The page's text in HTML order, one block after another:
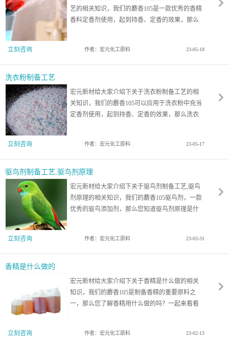
艺的相关知识，我们的麝香105是一款优秀的香精
香料定香剂使用，起到持香、定香的效果，那么
立刻咨询 作者：宏元化工原料 23-05-18
洗衣粉制备工艺
宏元新材给大家介绍下关于洗衣粉制备工艺的相
关知识，我们的麝香105可以应用于洗衣粉中充当
定香剂使用，起到持香、定香的效果，那么洗衣
立刻咨询 作者：宏元化工原料 23-05-17
驱鸟剂制备工艺,驱鸟剂原理
宏元新材给大家介绍下关于驱鸟剂制备工艺,驱鸟
剂原理的相关知识，我们的麝香105驱鸟剂，一款
优秀的驱鸟添加剂，那么您知道驱鸟剂原理是什
立刻咨询 作者：宏元化工原料 23-03-31
香精是什么做的
宏元新材给大家介绍下关于香精是什么做的相关
知识，我们的麝香105是制备香精的重要原料之
一，那么您了解香精用什么做的吗？一起来看看
立刻咨询 作者：宏元化工原料 23-02-13